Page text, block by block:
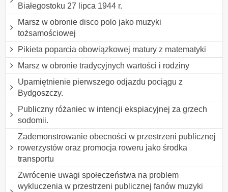
Białegostoku 27 lipca 1944 r.
Marsz w obronie disco polo jako muzyki
tożsamościowej
Pikieta poparcia obowiązkowej matury z matematyki
Marsz w obronie tradycyjnych wartości i rodziny
Upamiętnienie pierwszego odjazdu pociągu z
Bydgoszczy.
Publiczny różaniec w intencji ekspiacyjnej za grzech
sodomii.
Zademonstrowanie obecności w przestrzeni publicznej
rowerzystów oraz promocja roweru jako środka
transportu
Zwrócenie uwagi społeczeństwa na problem
wykluczenia w przestrzeni publicznej fanów muzyki